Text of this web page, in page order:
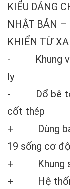
KIỂU DÁNG
NHẬT BẢN –
KHIỂN TỪ XA
- Khung
ly
- Đổ bê
cốt thép
+ Dùng
19 sống cơ
+ Khung
+ Hệ